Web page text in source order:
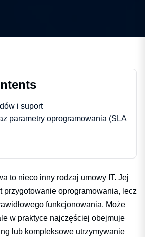
i suport
parametry oprogramowania (SLA
to nieco inny rodzaj umowy IT. Jej
przygotowanie oprogramowania, lecz
funkcjonowania. Może
w praktyce najczęściej obejmuje
lub kompleksowe utrzymywanie